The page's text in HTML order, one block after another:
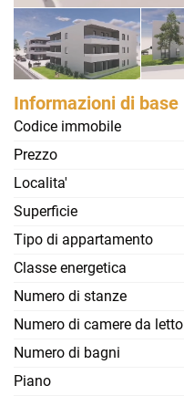
Informazioni di base
Codice immobile
Prezzo
Localita'
Superficie
Tipo di appartamento
Classe energetica
Numero di stanze
Numero di camere da letto
Numero di bagni
Piano